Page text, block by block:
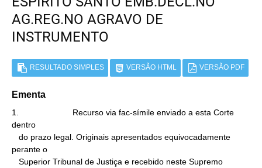
AG.REG.NO AGRAVO DE
INSTRUMENTO
RESULTADO SIMPLES VERSÃO HTML VERSÃO PDF
Ementa
1.                       Recurso via fac-símile enviado a esta Corte
dentro
perante o